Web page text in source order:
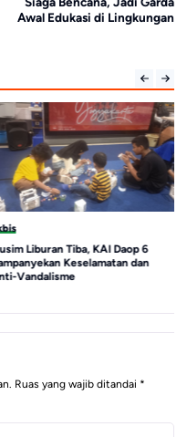
Awal Edukasi di Lingkungan
Liburan Tiba, KAI Daop 6
Keselamatan dan
Vandalisme
Ruas yang wajib ditandai *